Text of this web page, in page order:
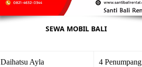
SEWA MOBIL BALI
Daihatsu Ayla 4 Penumpang